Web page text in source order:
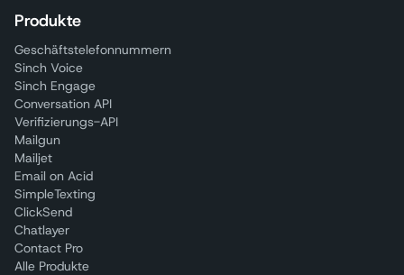
Produkte
Geschäftstelefonnummern
Sinch Voice
Sinch Engage
Conversation API
Verifizierungs-API
Mailgun
Mailjet
Email on Acid
SimpleTexting
ClickSend
Chatlayer
Contact Pro
Alle Produkte